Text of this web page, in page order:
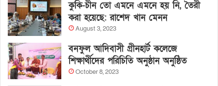
কুকি-চীন তো এমনে এমনে হয় নি, তৈরী
করা হয়েছে: রাশেদ খান মেনন
August 3, 2023
বনফুল আদিবাসী গ্রীনহার্ট কলেজে
শিক্ষার্থীদের পরিচিতি অনুষ্ঠান অনুষ্ঠিত
October 8, 2023